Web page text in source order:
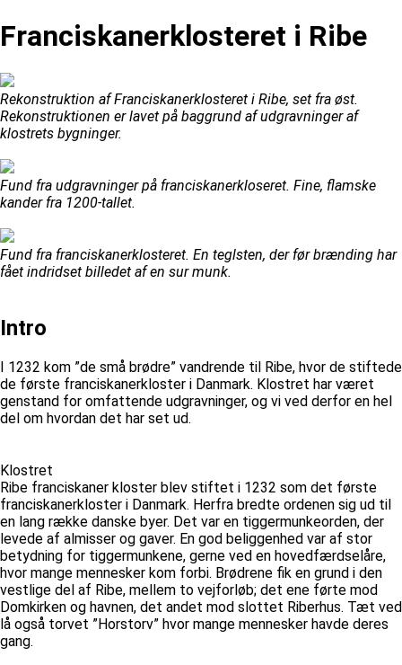
Franciskanerklosteret i Ribe
Rekonstruktion af Franciskanerklosteret i Ribe, set fra øst.
Rekonstruktionen er lavet på baggrund af udgravninger af
klostrets bygninger.
Fund fra udgravninger på franciskanerkloseret. Fine, flamske
kander fra 1200-tallet.
Fund fra franciskanerklosteret. En teglsten, der før brænding har
fået indridset billedet af en sur munk.
Intro
I 1232 kom ”de små brødre” vandrende til Ribe, hvor de stiftede
de første franciskanerkloster i Danmark. Klostret har været
genstand for omfattende udgravninger, og vi ved derfor en hel
del om hvordan det har set ud.
Klostret
Ribe franciskaner kloster blev stiftet i 1232 som det første
franciskanerkloster i Danmark. Herfra bredte ordenen sig ud til
en lang række danske byer. Det var en tiggermunkeorden, der
levede af almisser og gaver. En god beliggenhed var af stor
betydning for tiggermunkene, gerne ved en hovedfærdselåre,
hvor mange mennesker kom forbi. Brødrene fik en grund i den
vestlige del af Ribe, mellem to vejforløb; det ene førte mod
Domkirken og havnen, det andet mod slottet Riberhus. Tæt ved
lå også torvet ”Horstorv” hvor mange mennesker havde deres
gang.